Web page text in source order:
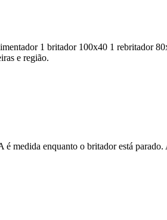
1 britador 100x40 1 rebritador
e região.
medida enquanto o britador está